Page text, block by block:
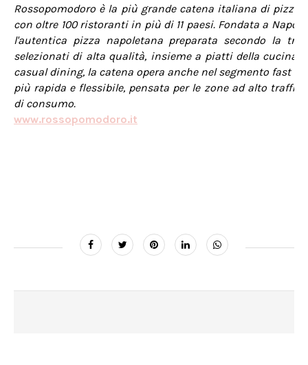
Rossopomodoro è la più grande catena italiana di
con oltre 100 ristoranti in più di 11 paesi. Fondata a Napoli
l'autentica pizza napoletana preparata secondo la
selezionati di alta qualità, insieme a piatti della cucina
casual dining, la catena opera anche nel segmento fast
più rapida e flessibile, pensata per le zone ad alto
di consumo.
www.rossopomodoro.it